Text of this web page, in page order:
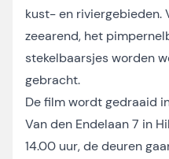
kust- en riviergebieden.
zeearend, het
stekelbaarsjes worden
gebracht.
De film wordt gedraaid
Van den Endelaan 7 in
14.00 uur, de deuren